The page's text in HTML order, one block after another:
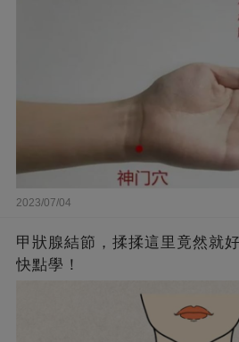
2023/07/04
甲狀腺結節，揉揉這里竟然就
快點學！